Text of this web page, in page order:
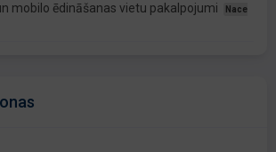
mobilo ēdināšanas vietu pakalpojumi
Nace